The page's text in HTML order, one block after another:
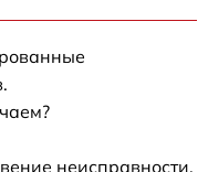
неисправности,